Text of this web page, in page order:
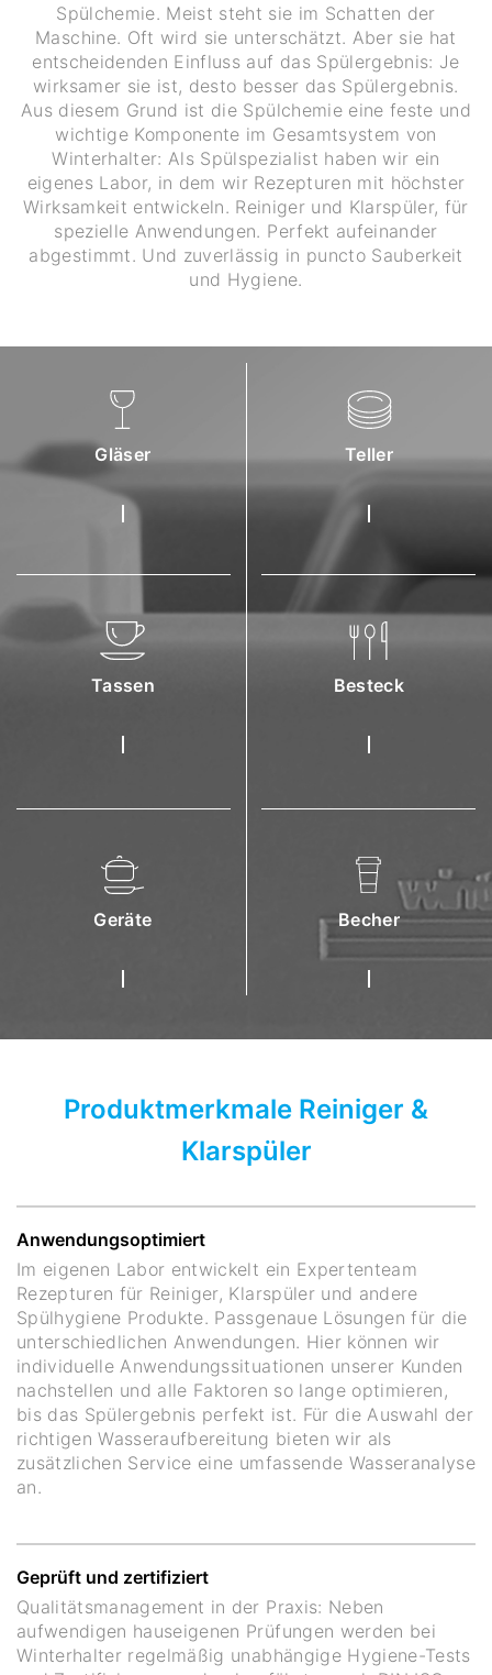
Spülchemie. Meist steht sie im Schatten der
Maschine. Oft wird sie unterschätzt. Aber sie hat
entscheidenden Einfluss auf das Spülergebnis: Je
wirksamer sie ist, desto besser das Spülergebnis.
Aus diesem Grund ist die Spülchemie eine feste und
wichtige Komponente im Gesamtsystem von
Winterhalter: Als Spülspezialist haben wir ein
eigenes Labor, in dem wir Rezepturen mit höchster
Wirksamkeit entwickeln. Reiniger und Klarspüler, für
spezielle Anwendungen. Perfekt aufeinander
abgestimmt. Und zuverlässig in puncto Sauberkeit
und Hygiene.
Gläser Teller
Tassen Besteck
Geräte Becher
Produktmerkmale Reiniger &
Klarspüler
Anwendungsoptimiert
Im eigenen Labor entwickelt ein Expertenteam
Rezepturen für Reiniger, Klarspüler und andere
Spülhygiene Produkte. Passgenaue Lösungen für die
unterschiedlichen Anwendungen. Hier können wir
individuelle Anwendungssituationen unserer Kunden
nachstellen und alle Faktoren so lange optimieren,
bis das Spülergebnis perfekt ist. Für die Auswahl der
richtigen Wasseraufbereitung bieten wir als
zusätzlichen Service eine umfassende Wasseranalyse
an.
Geprüft und zertifiziert
Qualitätsmanagement in der Praxis: Neben
aufwendigen hauseigenen Prüfungen werden bei
Winterhalter regelmäßig unabhängige Hygiene-Tests